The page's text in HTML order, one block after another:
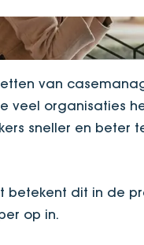
van
veel organisaties
sneller en beter
betekent dit in de
op in.